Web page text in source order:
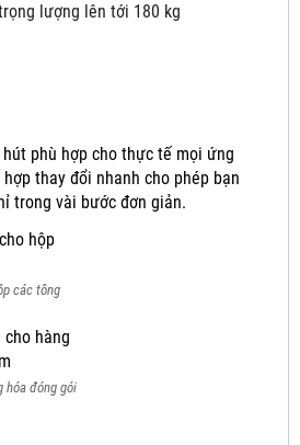
lượng lên tới 180 kg
phù hợp cho thực tế mọi ứng
hợp thay đổi nhanh cho phép bạn
trong vài bước đơn giản.
các tông
hóa đóng gói